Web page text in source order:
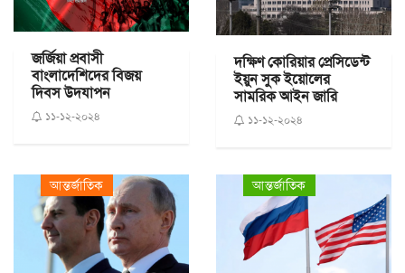
জর্জিয়া প্রবাসী
বাংলাদেশিদের বিজয়
দিবস উদযাপন
১১-১২-২০২৪
দক্ষিণ কোরিয়ার প্রেসিডেন্ট
ইয়ুন সুক ইয়োলের
সামরিক আইন জারি
১১-১২-২০২৪
আন্তর্জাতিক আন্তর্জাতিক